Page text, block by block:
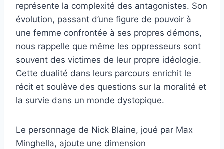
représente la complexité des antagonistes. Son
évolution, passant d’une figure de pouvoir à
une femme confrontée à ses propres démons,
nous rappelle que même les oppresseurs sont
souvent des victimes de leur propre idéologie.
Cette dualité dans leurs parcours enrichit le
récit et soulève des questions sur la moralité et
la survie dans un monde dystopique.
Le personnage de Nick Blaine, joué par Max
Minghella, ajoute une dimension